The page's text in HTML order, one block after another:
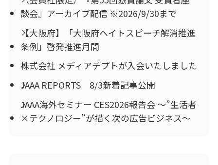
談会』アーカイブ配信 ※2026/9/30まで
【大阪府】「大阪府ヘイトスピーチ解消推進
条例」啓発推進月間
株式会社 メディアデプトが入会いたしました
JAAA REPORTS 8/3新着記事公開
JAAA海外セミナー CES2026報告会 ～”生活者
×テクノロジー”が描く次の広告ビジネス～